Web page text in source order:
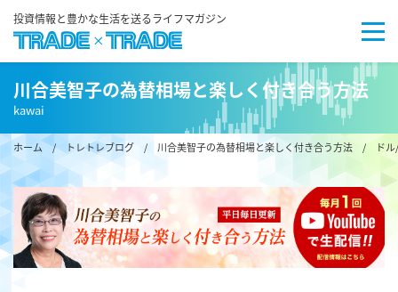
投資情報と豊かな生活を送るライフマガジン
川合美智子の為替相場と楽しく付き合う方法
kawai
ホーム/ トレトレブログ / 川合美智子の為替相場と楽しく付き合う方法 / ドル/